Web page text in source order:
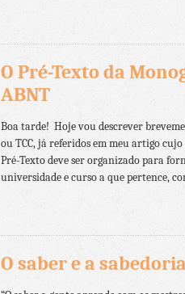
O Pré-Texto da
ABNT
Boa tarde! Hoje vou descrever
ou TCC, já referidos em meu artigo
Pré-Texto deve ser organizado para
universidade e curso a que pertence,
O saber e a